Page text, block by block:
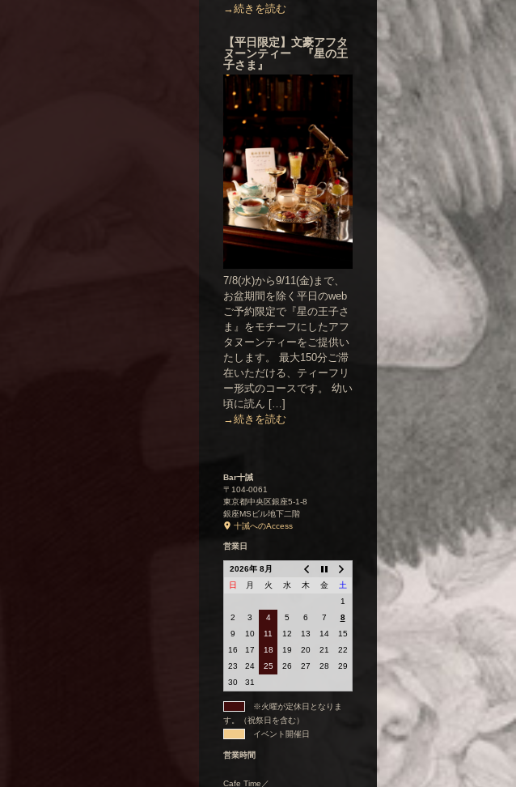
→続きを読む
【平日限定】文豪アフタ
ヌーンティー 『星の王
子さま』
7/8(水)から9/11(金)まで、
お盆期間を除く平日のweb
ご予約限定で『星の王子さ
ま』をモチーフにしたアフ
タヌーンティーをご提供い
たします。 最大150分ご滞
在いただける、ティーフリ
ー形式のコースです。 幼い
頃に読ん […]
→続きを読む
Bar十誡
〒104-0061
東京都中央区銀座5-1-8
銀座MSビル地下二階
十誡へのAccess
営業日
2026年 8月
日
月 火 水 木 金
土
1
2
3 4 5 6 7
8
9
10 11 12 13 14
15
16
17 18 19 20 21
22
23
24 25 26 27 28
29
30
31
※火曜が定休日となりま
す。（祝祭日を含む）
イベント開催日
営業時間
Cafe Time／